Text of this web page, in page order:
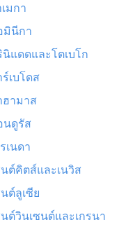
มกา
นีกา
แดดและโตเบโก
เบโดส
ามาส
ดูรัส
เนดา
ต์คิตส์และเนวิส
ต์ลูเซีย
ต์วินเซนต์และเกรนา